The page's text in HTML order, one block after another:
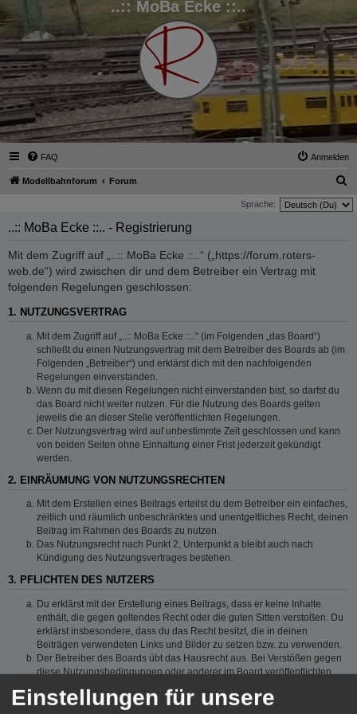
..:: MoBa Ecke ::..
FAQ Anmelden
Modellbahnforum Forum
u
Sprache:
..:: MoBa Ecke ::.. - Registrierung
Mit dem Zugriff auf „..:: MoBa Ecke ::..“ („https://forum.roters-
web.de“) wird zwischen dir und dem Betreiber ein Vertrag mit
folgenden Regelungen geschlossen:
1. NUTZUNGSVERTRAG
Mit dem Zugriff auf „..:: MoBa Ecke ::..“ (im Folgenden „das Board“)
schließt du einen Nutzungsvertrag mit dem Betreiber des Boards ab (im
Folgenden „Betreiber“) und erklärst dich mit den nachfolgenden
Regelungen einverstanden.
Wenn du mit diesen Regelungen nicht einverstanden bist, so darfst du
das Board nicht weiter nutzen. Für die Nutzung des Boards gelten
jeweils die an dieser Stelle veröffentlichten Regelungen.
Der Nutzungsvertrag wird auf unbestimmte Zeit geschlossen und kann
von beiden Seiten ohne Einhaltung einer Frist jederzeit gekündigt
werden.
2. EINRÄUMUNG VON NUTZUNGSRECHTEN
Mit dem Erstellen eines Beitrags erteilst du dem Betreiber ein einfaches,
zeitlich und räumlich unbeschränktes und unentgeltliches Recht, deinen
Beitrag im Rahmen des Boards zu nutzen.
Das Nutzungsrecht nach Punkt 2, Unterpunkt a bleibt auch nach
Kündigung des Nutzungsvertrages bestehen.
3. PFLICHTEN DES NUTZERS
Du erklärst mit der Erstellung eines Beitrags, dass er keine Inhalte
enthält, die gegen geltendes Recht oder die guten Sitten verstoßen. Du
erklärst insbesondere, dass du das Recht besitzt, die in deinen
Beiträgen verwendeten Links und Bilder zu setzen bzw. zu verwenden.
Der Betreiber des Boards übt das Hausrecht aus. Bei Verstößen gegen
diese Nutzungsbedingungen oder anderer im Board veröffentlichten
dauerhaft von der Nutzung dieses Boards ausschließen und dir ein
Einstellungen für unsere